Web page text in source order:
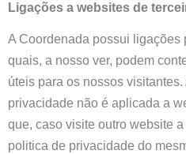
Ligações a websites de
A Coordenada possui ligações
quais, a nosso ver, podem
úteis para os nossos
privacidade não é aplicada a
que, caso visite outro website
politica de privacidade do